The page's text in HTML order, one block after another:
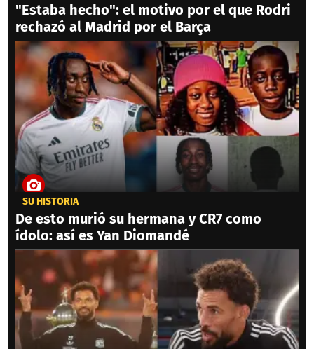
"Estaba hecho": el motivo por el que Rodri
rechazó al Madrid por el Barça
SU HISTORIA
De esto murió su hermana y CR7 como
ídolo: así es Yan Diomandé